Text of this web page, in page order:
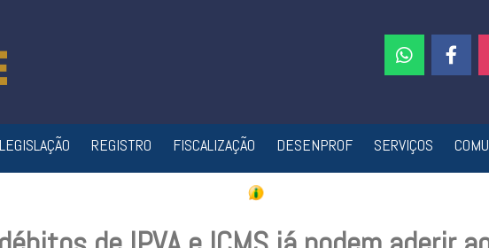
LEGISLAÇÃO REGISTRO FISCALIZAÇÃO DESENPROF SERVIÇOS